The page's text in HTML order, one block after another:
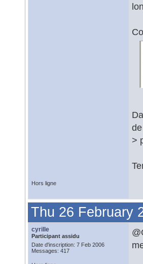
>
Hors ligne
Thu 26 February
cyrille
Participant assidu
Date d'inscription: 7 Feb 2006
Messages: 417